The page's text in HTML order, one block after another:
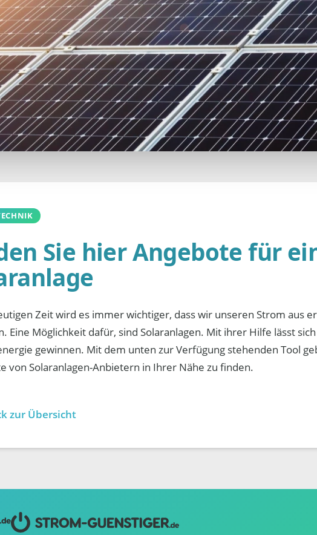
Sie hier Angebote für
Zeit wird es immer wichtiger, dass wir unseren Strom aus
Eine Möglichkeit dafür, sind Solaranlagen. Mit ihrer Hilfe lässt
gewinnen. Mit dem unten zur Verfügung stehenden Tool
von Solaranlagen-Anbietern in Ihrer Nähe zu finden.
zur Übersicht